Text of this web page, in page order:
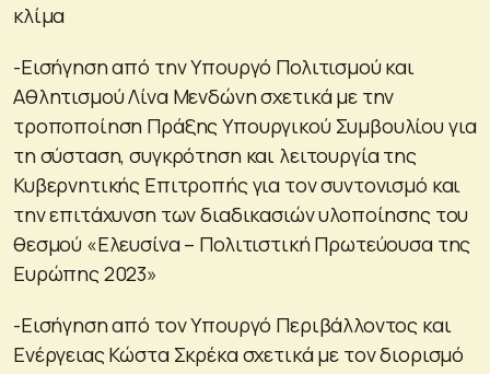
κλίμα
-Εισήγηση από την Υπουργό Πολιτισμού και
Αθλητισμού Λίνα Μενδώνη σχετικά με την
τροποποίηση Πράξης Υπουργικού Συμβουλίου για
τη σύσταση, συγκρότηση και λειτουργία της
Κυβερνητικής Επιτροπής για τον συντονισμό και
την επιτάχυνση των διαδικασιών υλοποίησης του
θεσμού «Ελευσίνα – Πολιτιστική Πρωτεύουσα της
Ευρώπης 2023»
-Εισήγηση από τον Υπουργό Περιβάλλοντος και
Ενέργειας Κώστα Σκρέκα σχετικά με τον διορισμό